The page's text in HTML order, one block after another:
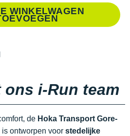
WINKELWAGEN
ons i-Run team
de Hoka Transport Gore-
is ontworpen voor stedelijke